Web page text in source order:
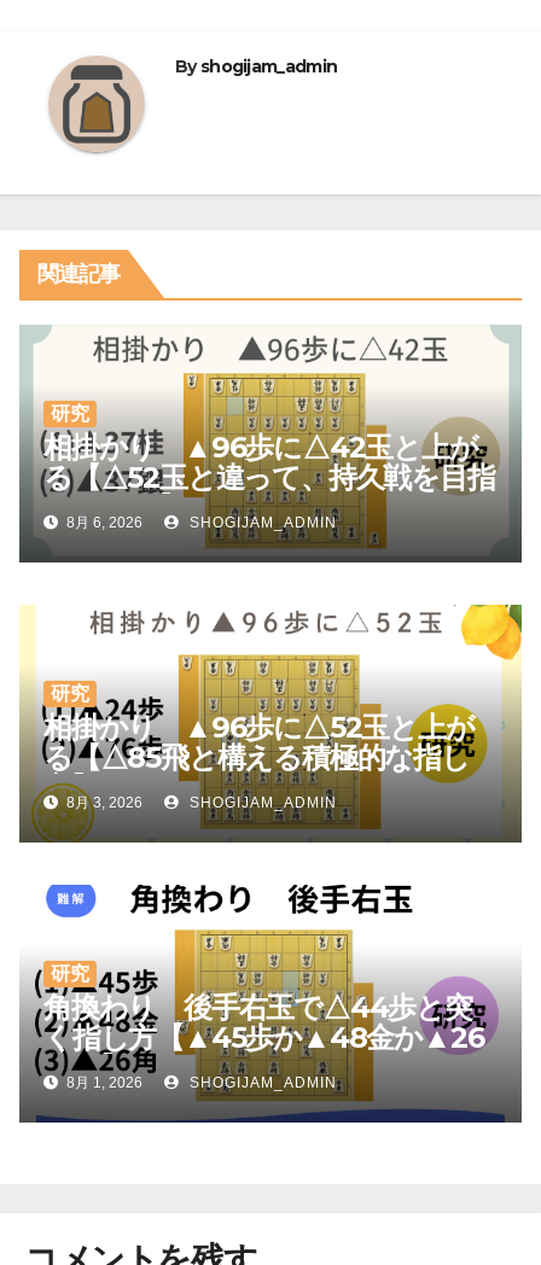
ー
シ
Byshogijam_admin
関連記事
研究
相掛かり ▲96歩に△42玉と上が
る【△52玉と違って、持久戦を目指
しやすい】
8月 6, 2026 SHOGIJAM_ADMIN
研究
相掛かり ▲96歩に△52玉と上が
る【△85飛と構える積極的な指し
方】
8月 3, 2026 SHOGIJAM_ADMIN
研究
角換わり 後手右玉で△44歩と突
く指し方【▲45歩か▲48金か▲26
角か】
8月 1, 2026 SHOGIJAM_ADMIN